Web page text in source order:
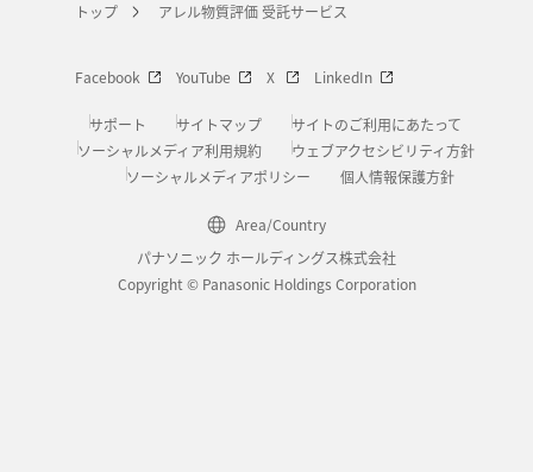
トップ アレル物質評価 受託サービス
Facebook YouTube X LinkedIn
サポート サイトマップ
サイトのご利用にあたって
ソーシャルメディア利用規約
ウェブアクセシビリティ方針
ソーシャルメディアポリシー
個人情報保護方針
Area/Country
パナソニック ホールディングス株式会社
Copyright © Panasonic Holdings Corporation